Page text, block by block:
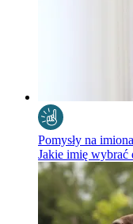
Pomysły na
Jakie imię wybrać